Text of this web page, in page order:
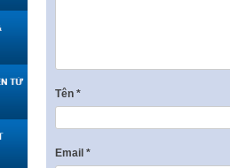
Tên *
Email *